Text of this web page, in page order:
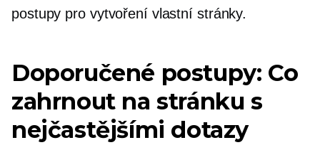
postupy pro vytvoření vlastní stránky.
Doporučené postupy: Co
zahrnout na stránku s
nejčastějšími dotazy